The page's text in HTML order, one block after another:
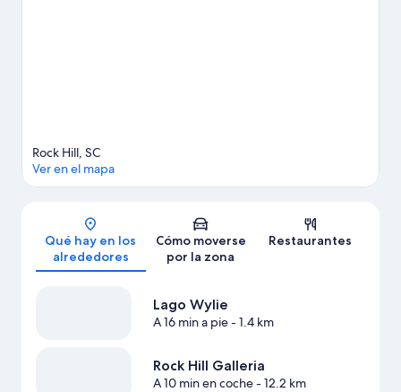
Mapa
Rock Hill, SC
Ver en el mapa
Qué hay en los
alrededores
Cómo moverse
por la zona
Restaurantes
Lago Wylie
A 16 min a pie- 1.4 km
Rock Hill Galleria
A 10 min en coche- 12.2 km